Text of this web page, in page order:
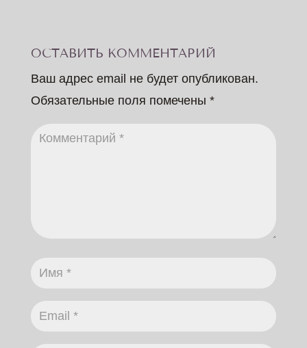
ОСТАВИТЬ КОММЕНТАРИЙ
Ваш адрес email не будет опубликован.
Обязательные поля помечены *